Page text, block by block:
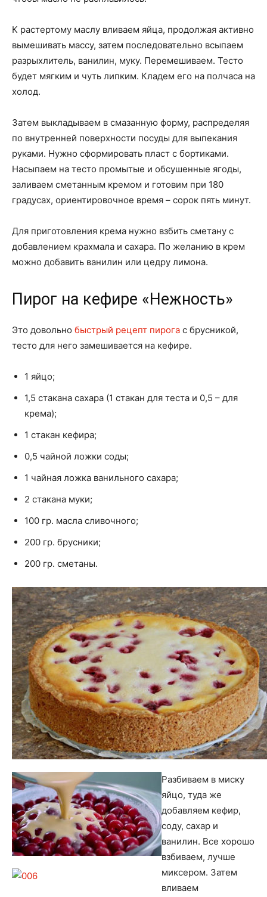
К растертому маслу вливаем яйца, продолжая активно
вымешивать массу, затем последовательно всыпаем
разрыхлитель, ванилин, муку. Перемешиваем. Тесто
будет мягким и чуть липким. Кладем его на полчаса на
холод.
Затем выкладываем в смазанную форму, распределяя
по внутренней поверхности посуды для выпекания
руками. Нужно сформировать пласт с бортиками.
Насыпаем на тесто промытые и обсушенные ягоды,
заливаем сметанным кремом и готовим при 180
градусах, ориентировочное время – сорок пять минут.
Для приготовления крема нужно взбить сметану с
добавлением крахмала и сахара. По желанию в крем
можно добавить ванилин или цедру лимона.
Пирог на кефире «Нежность»
Это довольно быстрый рецепт пирога с брусникой,
тесто для него замешивается на кефире.
1 яйцо;
1,5 стакана сахара (1 стакан для теста и 0,5 – для
крема);
1 стакан кефира;
0,5 чайной ложки соды;
1 чайная ложка ванильного сахара;
2 стакана муки;
100 гр. масла сливочного;
200 гр. брусники;
200 гр. сметаны.
Разбиваем в миску
яйцо, туда же
добавляем кефир,
соду, сахар и
ванилин. Все хорошо
взбиваем, лучше
миксером. Затем
вливаем